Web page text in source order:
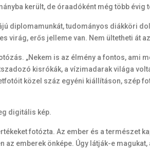
került, de óraadóként még több évig
diplomamunkát, tudományos diákköri
virág, erős jelleme van. Nem ültetheti át
„Nekem is az élmény a fontos, ami
kisrókák, a vízimadarak világa
közel száz egyéni kiállításon, szép
digitális kép.
fotózta. Az ember és a természet
emberek önképe. Úgy látják-e